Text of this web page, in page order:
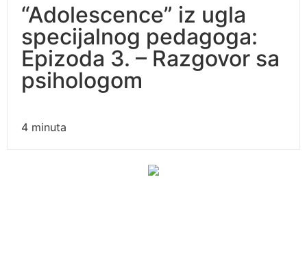
“Adolescence” iz ugla
specijalnog pedagoga:
Epizoda 3. – Razgovor sa
psihologom
4 minuta